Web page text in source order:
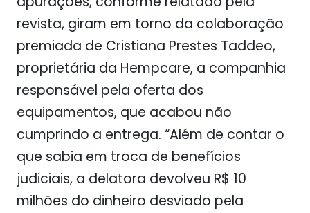
revista, giram em torno da colaboração
premiada de Cristiana Prestes Taddeo,
proprietária da Hempcare, a companhia
responsável pela oferta dos
equipamentos, que acabou não
cumprindo a entrega. “Além de contar o
que sabia em troca de benefícios
judiciais, a delatora devolveu R$ 10
milhões do dinheiro desviado pela